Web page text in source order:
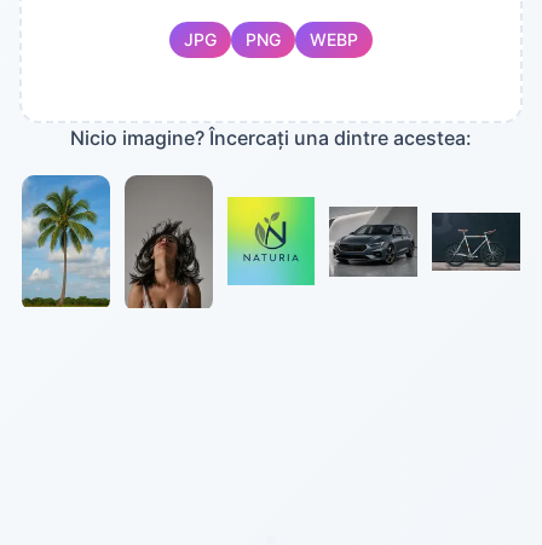
JPG PNG WEBP
Nicio imagine? Încercați una dintre acestea: